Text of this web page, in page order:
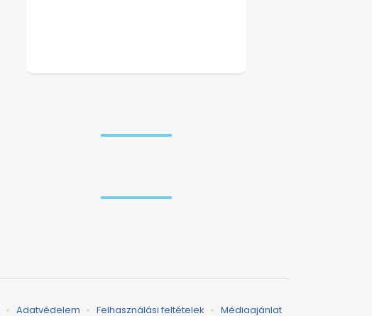
Adatvédelem Felhasználási feltételek Médiaajánlat